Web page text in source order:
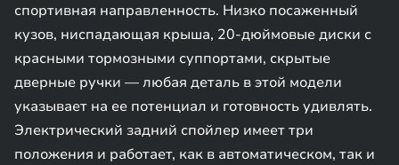
спортивная направленность. Низко посаженный
кузов, ниспадающая крыша, 20-дюймовые диски с
красными тормозными суппортами, скрытые
дверные ручки — любая деталь в этой модели
указывает на ее потенциал и готовность удивлять.
Электрический задний спойлер имеет три
положения и работает, как в автоматическом, так и